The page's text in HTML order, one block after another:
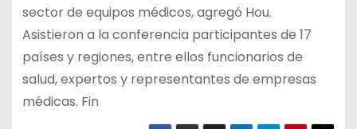
sector de equipos médicos, agregó Hou.
Asistieron a la conferencia participantes de 17
países y regiones, entre ellos funcionarios de
salud, expertos y representantes de empresas
médicas. Fin